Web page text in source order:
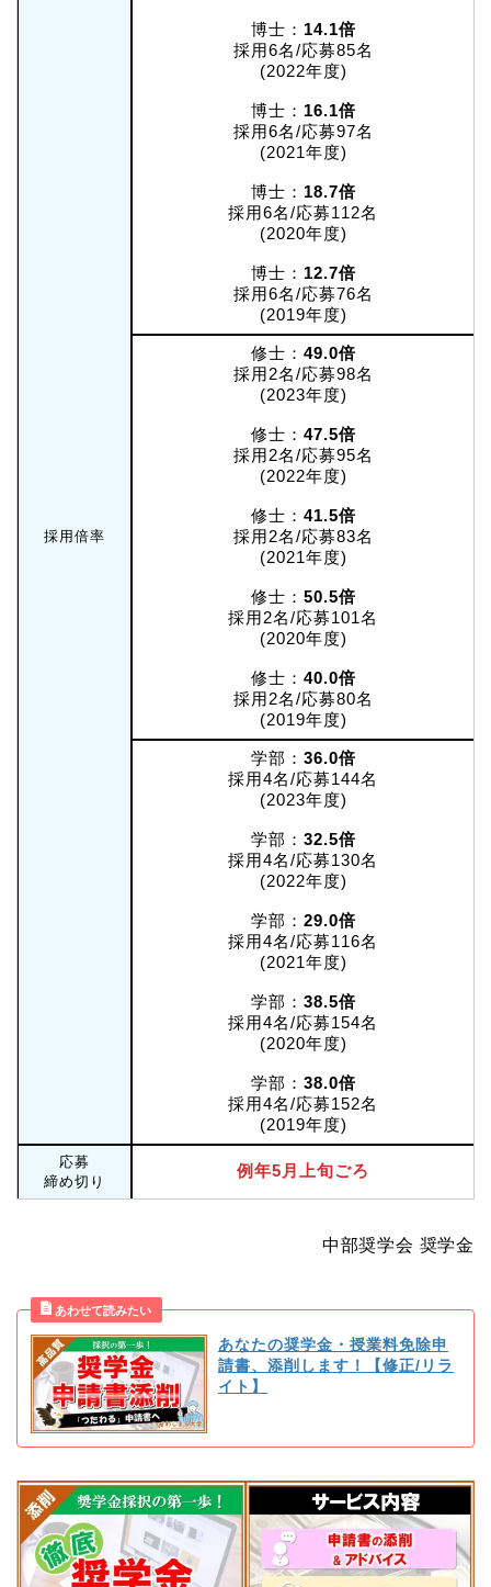
採用倍率
博士： 14.1倍
採用6名/応募85名
(2022年度)
博士： 16.1倍
採用6名/応募97名
(2021年度)
博士： 18.7倍
採用6名/応募112名
(2020年度)
博士： 12.7倍
採用6名/応募76名
(2019年度)
修士： 49.0倍
採用2名/応募98名
(2023年度)
修士： 47.5倍
採用2名/応募95名
(2022年度)
修士： 41.5倍
採用2名/応募83名
(2021年度)
修士： 50.5倍
採用2名/応募101名
(2020年度)
修士： 40.0倍
採用2名/応募80名
(2019年度)
学部： 36.0倍
採用4名/応募144名
(2023年度)
学部： 32.5倍
採用4名/応募130名
(2022年度)
学部： 29.0倍
採用4名/応募116名
(2021年度)
学部： 38.5倍
採用4名/応募154名
(2020年度)
学部： 38.0倍
採用4名/応募152名
(2019年度)
応募
締め切り
例年5月上旬ごろ
中部奨学会 奨学金
あなたの奨学金・授業料免除申
請書、添削します！【修正/リラ
イト】